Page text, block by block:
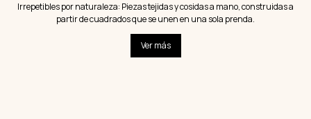
Irrepetibles por naturaleza: Piezas tejidas y cosidas a mano, construidas a
partir de cuadrados que se unen en una sola prenda.
Ver más